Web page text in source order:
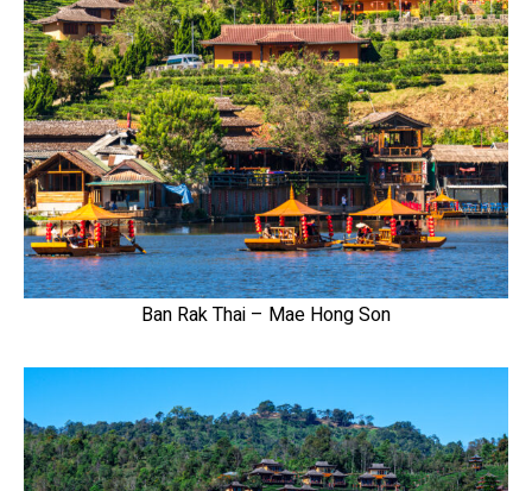
Ban Rak Thai – Mae Hong Son